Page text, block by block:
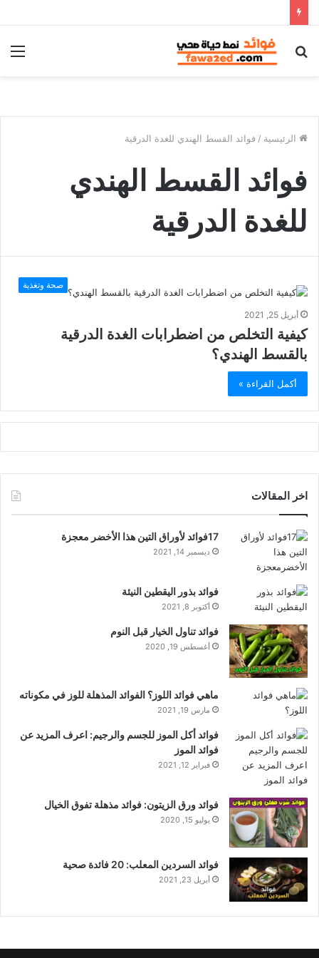
بحث
الرئيسية / فوائد القسط الهندي للغدة الدرقية
فوائد القسط الهندي
للغدة الدرقية
صحة وتغذية
أبريل 25, 2021
كيفية التخلص من اضطرابات الغدة الدرقية
بالقسط الهندي؟
أكمل القراءة »
اخر المقالات
17فوائد لأوراق التين هذا الأخضر معجزة
ديسمبر 14, 2021
فوائد بذور اليقطين النيئة
أكتوبر 8, 2021
فوائد تناول الخيار قبل النوم
أغسطس 19, 2020
ماهي فوائد اللوز؟ الفوائد المذهلة للوز في مكوناته
مارس 19, 2021
فوائد أكل الموز للجسم والرجيم: اعرف المزيد عن
فوائد الموز
فبراير 12, 2021
فوائد ورق الزيتون: فوائد مذهلة تفوق الخيال
يوليو 15, 2020
فوائد السردين المعلب: 20 فائدة صحية
أبريل 23, 2021